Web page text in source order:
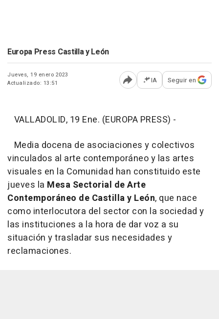
Europa Press Castilla y León
Jueves, 19 enero 2023
Actualizado: 13:51
Abrir opciones para
IA Seguir en
VALLADOLID, 19 Ene. (EUROPA PRESS) -
Media docena de asociaciones y colectivos
vinculados al arte contemporáneo y las artes
visuales en la Comunidad han constituido este
jueves la Mesa Sectorial de Arte
Contemporáneo de Castilla y León, que nace
como interlocutora del sector con la sociedad y
las instituciones a la hora de dar voz a su
situación y trasladar sus necesidades y
reclamaciones.